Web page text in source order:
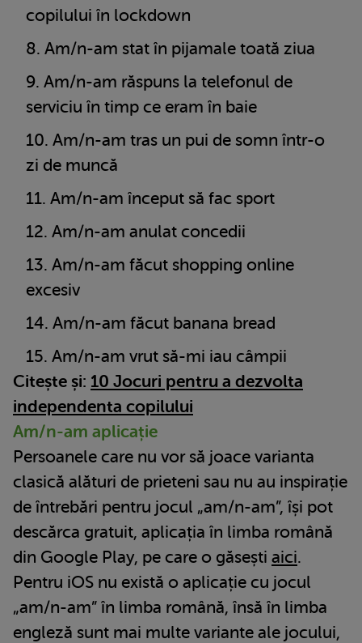
copilului în lockdown
Am/n-am stat în pijamale toată ziua
Am/n-am răspuns la telefonul de
serviciu în timp ce eram în baie
Am/n-am tras un pui de somn într-o
zi de muncă
Am/n-am început să fac sport
Am/n-am anulat concedii
Am/n-am făcut shopping online
excesiv
Am/n-am făcut banana bread
Am/n-am vrut să-mi iau câmpii
Citește și: 10 Jocuri pentru a dezvolta
independenta copilului
Am/n-am aplicație
Persoanele care nu vor să joace varianta
clasică alături de prieteni sau nu au inspirație
de întrebări pentru jocul „am/n-am”, își pot
descărca gratuit, aplicația în limba română
din Google Play, pe care o găsești aici.
Pentru iOS nu există o aplicație cu jocul
„am/n-am” în limba română, însă în limba
engleză sunt mai multe variante ale jocului,